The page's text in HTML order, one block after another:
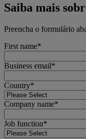
Saiba mais
Preencha o formulário
First name*
Business email*
Country*
Company name*
Job function*